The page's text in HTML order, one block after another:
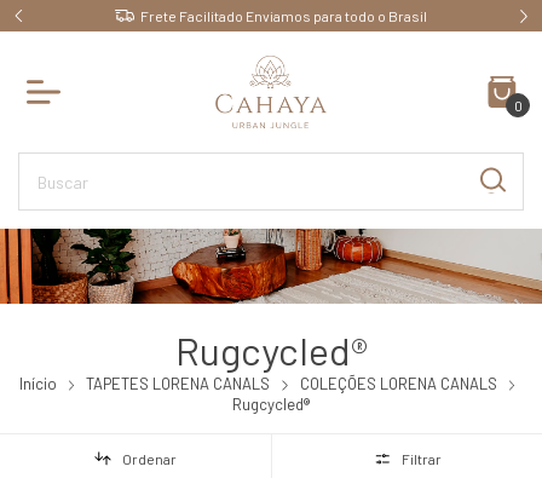
Frete Facilitado Enviamos para todo o Brasil
0
Rugcycled®
Início TAPETES LORENA CANALS
COLEÇÕES LORENA CANALS
Rugcycled®
Ordenar Filtrar